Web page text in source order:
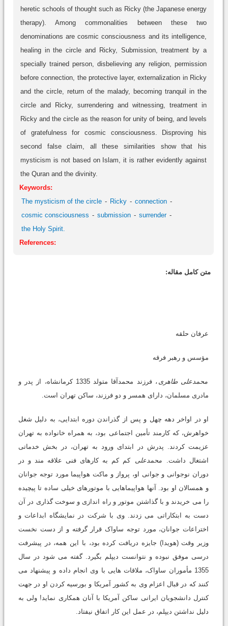
heretic schools of thought such as Ricky (the Japanese energy
therapy). Among commonalities between these two
denominations are cosmic consciousness and its intelligence,
healing in the circle and Ricky, Submission, treatment by a
specially trained person, disbelieving any religion, permission
before connection, the protective layer, externalization in Ricky
and the circle, return of the malady, becoming tranquil in the
circle and Ricky, surrendering and witnessing, treatment in
Ricky and the circle as the reason for unity of being, and levels
of gratefulness for cosmic consciousness. Disproving his
second false claim, all these similarities show that his
mysticism is not based on Islam, it is rather evidently against
the Quran and the divinity.
Keywords:
The mysticism of the circle
Ricky
connection
cosmic consciousness
submission
surrender
the Holy Spirit.
References:
متن کامل مقاله:
عرفان حلقه
مؤسس و رهبر فرقه
محمدعلی طاهری
، فرزند محمدآقا متولد 1335 کرمانشاه، از پدر و
مادری مسلمان، دارای همسر و دو فرزند، ساکن تهران است.
او در اواخر دهه چهل و پس از گذراندن دوره ابتدایی، به دلیل شغل
خواهرش، که کارمند تأمین اجتماعی بود، به همراه خانواده به تهران
عزیمت کردند. پدرش در ابتدای ورود به تهران، در بخش خدماتی
اشتغال داشت.
محمدعلی کم کم به کارهای فنی علاقه مند و در
دوران نوجوانی و جوانی او، پرواز و ماکت هواپیما مورد توجه جوانان
و همسالان او بود. آنها هواپیماهایی با موتورهای خیلی ساده تا پیچیده
را می خریدند و با گذاشتن موتور و راه اندازی و سوخت گذاری در آن
دست به ابتکاراتی می زدند. وی با شرکت در نمایشگاه ابداعات و
اختراعات جوانان، مورد توجه ساواک قرار گرفته و از دست نخست
وزیر وقت (هویدا) جایزه دریافت کرده بود، با این همه، در پیشرفت
درسی موفق نبوده و نتوانست دیپلم بگیرد. گفته می شود در سال
1355 مأموران ساواک، ملاقات هایی با وی انجام داده و پیشنهاد می
کنند که در قبال اعزام وی به کشور آمریکا و بورسیه کردن او در جهت
کنترل دانشجویان ایرانی ساکن آمریکا با آنان همکاری نماید! ولی به
دلیل نداشتن دیپلم، در عمل این کار اتفاق نیفتاد.